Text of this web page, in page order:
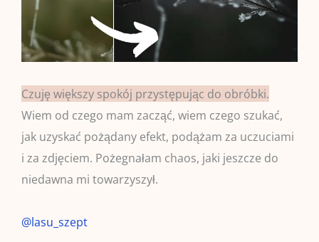
Czuję większy spokój przystępując do obróbki.
Wiem od czego mam zacząć, wiem czego szukać,
jak uzyskać pożądany efekt, podążam za uczuciami
i za zdjęciem. Pożegnałam chaos, jaki jeszcze do
niedawna mi towarzyszył.
@lasu_szept